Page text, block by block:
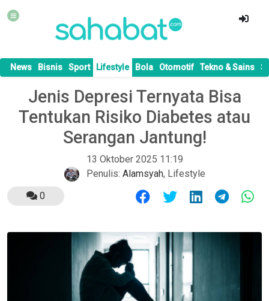
News Bisnis Sport Lifestyle Bola Otomotif Tekno & Sains
Jenis Depresi Ternyata Bisa
Tentukan Risiko Diabetes atau
Serangan Jantung!
13 Oktober 2025 11:19
Penulis: Alamsyah, Lifestyle
0